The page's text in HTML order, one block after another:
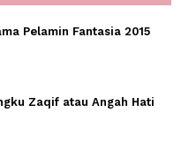
Pelamin Fantasia 2015
Zaqif atau Angah Hati